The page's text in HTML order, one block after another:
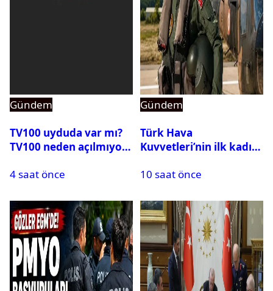
Gündem
TV100 uyduda var mı?
TV100 neden açılmıyor?
4 saat önce
Gündem
Türk Hava
Kuvvetleri’nin ilk kadın
Karapınar hakkında
ortaya çıktı
10 saat önce